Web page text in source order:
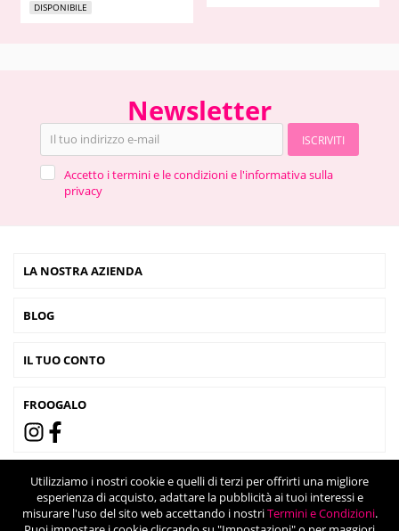
Utilizziamo i nostri cookie e quelli di terzi per offrirti una migliore
esperienza di acquisto, adattare la pubblicità ai tuoi interessi e
misurare l'uso del sito web accettando i nostriTermini e Condizioni.
DISPONIBILE
Newsletter
ISCRIVITI
Accetto i termini e le condizioni e l'informativa sulla
privacy
LA NOSTRA AZIENDA
BLOG
IL TUO CONTO
FROOGALO